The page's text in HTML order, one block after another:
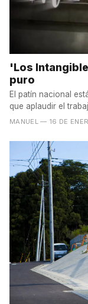
'Los
puro
El patín nacional
que aplaudir el
MANUEL — 16 DE